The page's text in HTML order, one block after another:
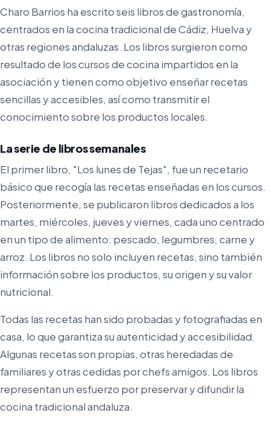
Charo Barrios ha escrito seis libros de gastronomía,
centrados en la cocina tradicional de Cádiz, Huelva y
otras regiones andaluzas. Los libros surgieron como
resultado de los cursos de cocina impartidos en la
asociación y tienen como objetivo enseñar recetas
sencillas y accesibles, así como transmitir el
conocimiento sobre los productos locales.
La serie de libros semanales
El primer libro, "Los lunes de Tejas", fue un recetario
básico que recogía las recetas enseñadas en los cursos.
Posteriormente, se publicaron libros dedicados a los
martes, miércoles, jueves y viernes, cada uno centrado
en un tipo de alimento: pescado, legumbres, carne y
arroz. Los libros no solo incluyen recetas, sino también
información sobre los productos, su origen y su valor
nutricional.
Todas las recetas han sido probadas y fotografiadas en
casa, lo que garantiza su autenticidad y accesibilidad.
Algunas recetas son propias, otras heredadas de
familiares y otras cedidas por chefs amigos. Los libros
representan un esfuerzo por preservar y difundir la
cocina tradicional andaluza.